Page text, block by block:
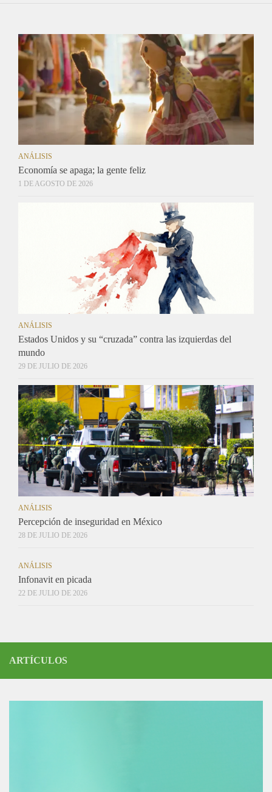
ANÁLISIS
Economía se apaga; la gente feliz
1 DE AGOSTO DE 2026
ANÁLISIS
Estados Unidos y su “cruzada” contra las izquierdas del
mundo
29 DE JULIO DE 2026
ANÁLISIS
Percepción de inseguridad en México
28 DE JULIO DE 2026
ANÁLISIS
Infonavit en picada
22 DE JULIO DE 2026
ARTÍCULOS